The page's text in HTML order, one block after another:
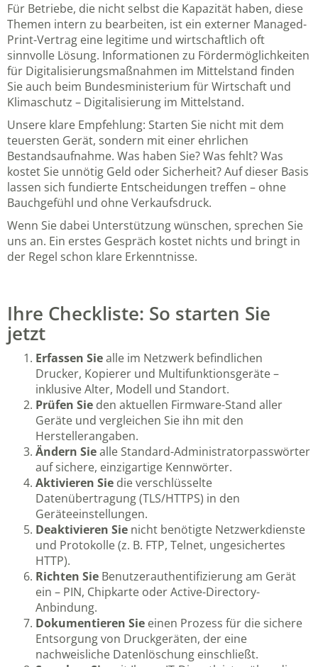
Für Betriebe, die nicht selbst die Kapazität haben, diese
Themen intern zu bearbeiten, ist ein externer Managed-
Print-Vertrag eine legitime und wirtschaftlich oft
sinnvolle Lösung. Informationen zu Fördermöglichkeiten
für Digitalisierungsmaßnahmen im Mittelstand finden
Sie auch beim Bundesministerium für Wirtschaft und
Klimaschutz – Digitalisierung im Mittelstand.
Unsere klare Empfehlung: Starten Sie nicht mit dem
teuersten Gerät, sondern mit einer ehrlichen
Bestandsaufnahme. Was haben Sie? Was fehlt? Was
kostet Sie unnötig Geld oder Sicherheit? Auf dieser Basis
lassen sich fundierte Entscheidungen treffen – ohne
Bauchgefühl und ohne Verkaufsdruck.
Wenn Sie dabei Unterstützung wünschen, sprechen Sie
uns an. Ein erstes Gespräch kostet nichts und bringt in
der Regel schon klare Erkenntnisse.
Ihre Checkliste: So starten Sie
jetzt
Erfassen Siealle im Netzwerk befindlichen
Drucker, Kopierer und Multifunktionsgeräte –
inklusive Alter, Modell und Standort.
Prüfen Sie den aktuellen Firmware-Stand aller
Geräte und vergleichen Sie ihn mit den
Herstellerangaben.
Ändern Siealle Standard-Administratorpasswörter
auf sichere, einzigartige Kennwörter.
Aktivieren Sie die verschlüsselte
Datenübertragung (TLS/HTTPS) in den
Geräteeinstellungen.
Deaktivieren Sie nicht benötigte Netzwerkdienste
und Protokolle (z. B. FTP, Telnet, ungesichertes
HTTP).
Richten Sie Benutzerauthentifizierung am Gerät
ein – PIN, Chipkarte oder Active-Directory-
Anbindung.
Dokumentieren Sie einen Prozess für die sichere
Entsorgung von Druckgeräten, der eine
nachweisliche Datenlöschung einschließt.